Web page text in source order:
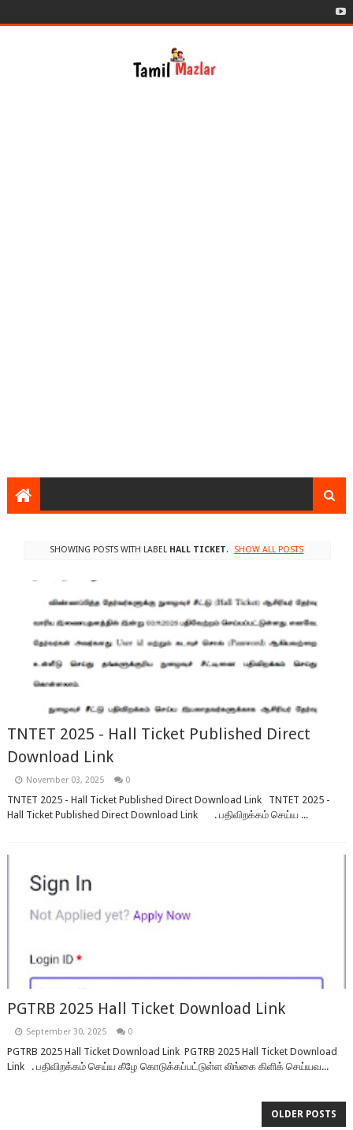
SHOWING POSTS WITH LABEL HALL TICKET. SHOW ALL POSTS
TNTET 2025 - Hall Ticket Published Direct
Download Link
November 03, 2025 0
TNTET 2025 - Hall Ticket Published Direct Download Link TNTET 2025 -
Hall Ticket Published Direct Download Link . பதிவிறக்கம் செய்ய ...
PGTRB 2025 Hall Ticket Download Link
September 30, 2025 0
PGTRB 2025 Hall Ticket Download Link PGTRB 2025 Hall Ticket Download
Link . பதிவிறக்கம் செய்ய கீழே கொடுக்கப்பட்டுள்ள லிங்கை கிளிக் செய்யவ...
OLDER POSTS